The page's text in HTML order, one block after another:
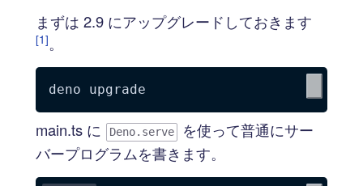
まずは 2.9 にアップグレードしておきます
[1]。
main.ts に Deno.serve
を使って普通にサー
バープログラムを書きます。